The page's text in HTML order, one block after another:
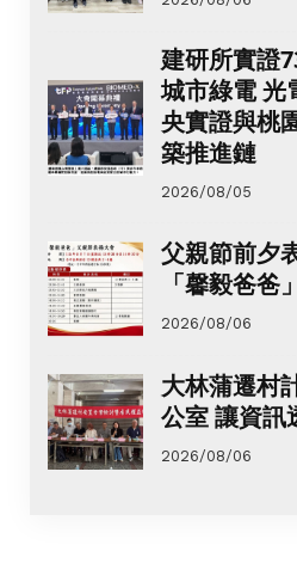
建研所實證
城市綠電 光
央實證與桃
築推進鏈
2026/08/05
父親節前夕
「馨毅爸爸
2026/08/06
大林蒲遷村
公室 讓資訊
2026/08/06